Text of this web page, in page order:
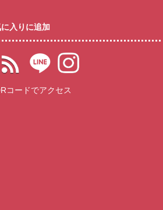
入りに追加
コードでアクセス